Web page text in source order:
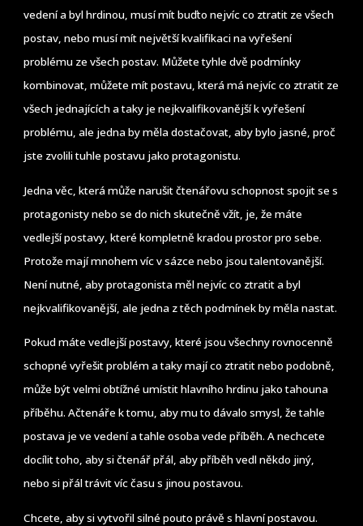
vedení a byl hrdinou, musí mít buďto nejvíc co ztratit ze všech
postav, nebo musí mít největší kvalifikaci na vyřešení
problému ze všech postav. Můžete tyhle dvě podmínky
kombinovat, můžete mít postavu, která má nejvíc co ztratit ze
všech jednajících a taky je nejkvalifikovanější k vyřešení
problému, ale jedna by měla dostačovat, aby bylo jasné, proč
jste zvolili tuhle postavu jako protagonistu.
Jedna věc, která může narušit čtenářovu schopnost spojit se s
protagonisty nebo se do nich skutečně vžít, je, že máte
vedlejší postavy, které kompletně kradou prostor pro sebe.
Protože mají mnohem víc v sázce nebo jsou talentovanější.
Není nutné, aby protagonista měl nejvíc co ztratit a byl
nejkvalifikovanější, ale jedna z těch podmínek by měla nastat.
Pokud máte vedlejší postavy, které jsou všechny rovnocenně
schopné vyřešit problém a taky mají co ztratit nebo podobně,
může být velmi obtížné umístit hlavního hrdinu jako tahouna
příběhu. Ačtenáře k tomu, aby mu to dávalo smysl, že tahle
postava je ve vedení a tahle osoba vede příběh. A nechcete
docílit toho, aby si čtenář přál, aby příběh vedl někdo jiný,
nebo si přál trávit víc času s jinou postavou.
Chcete, aby si vytvořil silné pouto právě s hlavní postavou.